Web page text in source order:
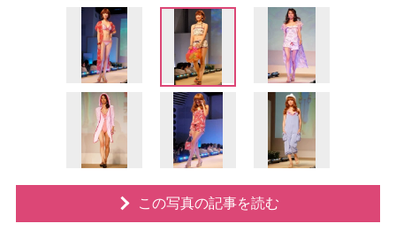
この写真の記事を読む